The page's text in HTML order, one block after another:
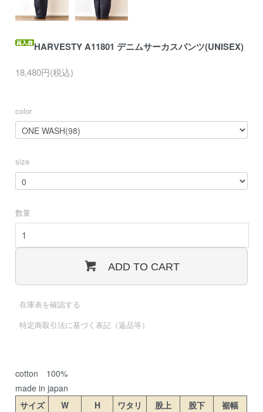
HARVESTY A11801 デニムサーカスパンツ(UNISEX)
18,480円(税込)
color
size
数量
ADD TO CART
在庫表を確認する
特定商取引法に基づく表記（返品等）
cotton 100%
made in japan
サイズ
W H ワタリ 股上 股下
裾幅